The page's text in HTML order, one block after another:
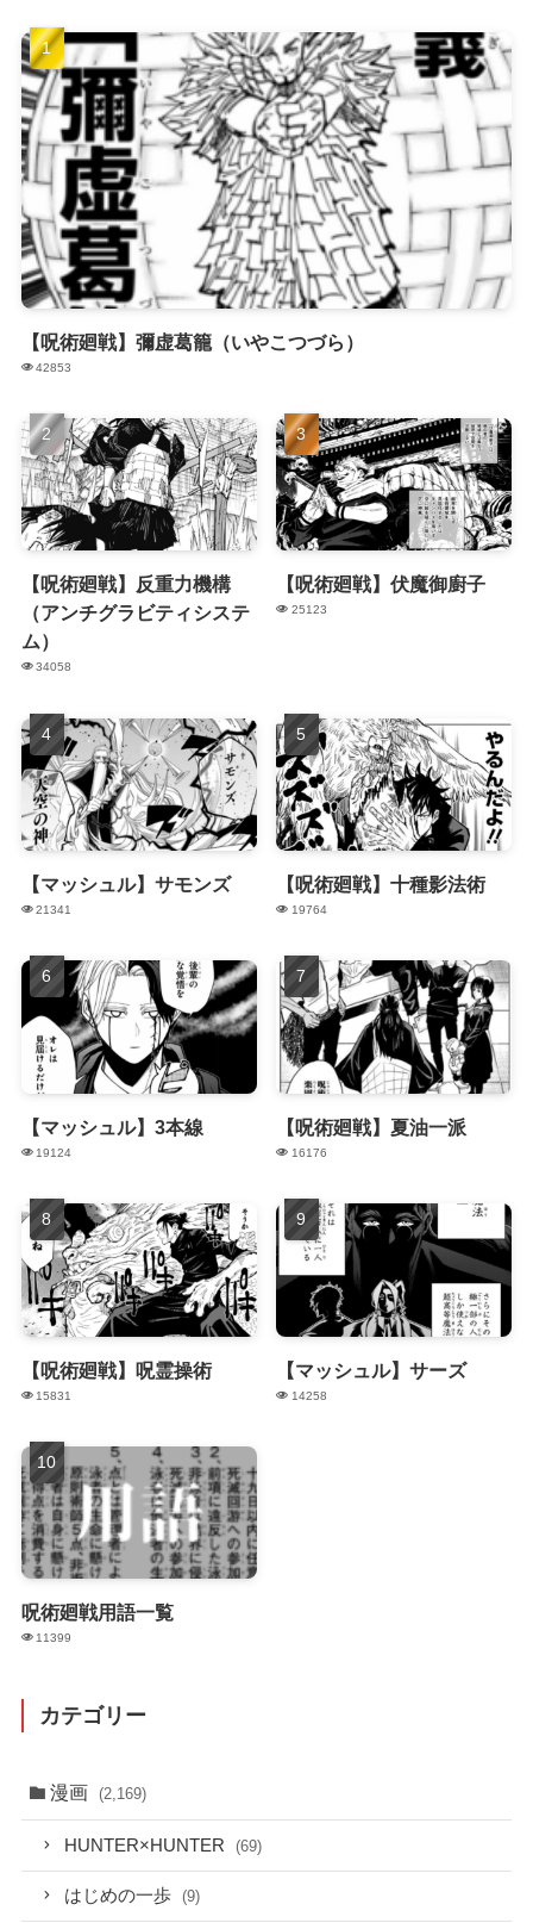
【呪術廻戦】彌虚葛籠（いやこつづら）
42853
【呪術廻戦】反重力機構
（アンチグラビティシステ
ム）
34058
【呪術廻戦】伏魔御廚子
25123
【マッシュル】サモンズ
21341
【呪術廻戦】十種影法術
19764
【マッシュル】3本線
19124
【呪術廻戦】夏油一派
16176
【呪術廻戦】呪霊操術
15831
【マッシュル】サーズ
14258
呪術廻戦用語一覧
11399
カテゴリー
漫画 (2,169)
HUNTER×HUNTER (69)
はじめの一歩 (9)